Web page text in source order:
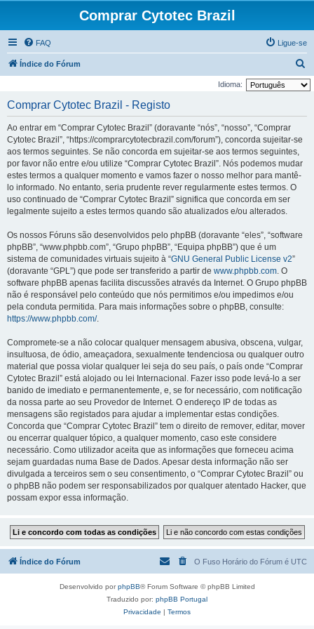
Comprar Cytotec Brazil
FAQ Ligue-se
Índice do Fórum
e
Idioma:
Comprar Cytotec Brazil - Registo
Ao entrar em “Comprar Cytotec Brazil” (doravante “nós”, “nosso”, “Comprar
Cytotec Brazil”, “https://comprarcytotecbrazil.com/forum”), concorda sujeitar-se
aos termos seguintes. Se não concorda em sujeitar-se aos termos seguintes,
por favor não entre e/ou utilize “Comprar Cytotec Brazil”. Nós podemos mudar
estes termos a qualquer momento e vamos fazer o nosso melhor para mantê-
lo informado. No entanto, seria prudente rever regularmente estes termos. O
uso continuado de “Comprar Cytotec Brazil” significa que concorda em ser
legalmente sujeito a estes termos quando são atualizados e/ou alterados.
Os nossos Fóruns são desenvolvidos pelo phpBB (doravante “eles”, “software
phpBB”, “www.phpbb.com”, “Grupo phpBB”, “Equipa phpBB”) que é um
sistema de comunidades virtuais sujeito à “GNU General Public License v2”
(doravante “GPL”) que pode ser transferido a partir de www.phpbb.com. O
software phpBB apenas facilita discussões através da Internet. O Grupo phpBB
não é responsável pelo conteúdo que nós permitimos e/ou impedimos e/ou
pela conduta permitida. Para mais informações sobre o phpBB, consulte:
https://www.phpbb.com/.
Compromete-se a não colocar qualquer mensagem abusiva, obscena, vulgar,
insultuosa, de ódio, ameaçadora, sexualmente tendenciosa ou qualquer outro
material que possa violar qualquer lei seja do seu país, o país onde “Comprar
Cytotec Brazil” está alojado ou lei Internacional. Fazer isso pode levá-lo a ser
banido de imediato e permanentemente, e, se for necessário, com notificação
da nossa parte ao seu Provedor de Internet. O endereço IP de todas as
mensagens são registados para ajudar a implementar estas condições.
Concorda que “Comprar Cytotec Brazil” tem o direito de remover, editar, mover
ou encerrar qualquer tópico, a qualquer momento, caso este considere
necessário. Como utilizador aceita que as informações que forneceu acima
sejam guardadas numa Base de Dados. Apesar desta informação não ser
divulgada a terceiros sem o seu consentimento, o “Comprar Cytotec Brazil” ou
o phpBB não podem ser responsabilizados por qualquer atentado Hacker, que
possam expor essa informação.
Índice do Fórum O Fuso Horário do Fórum é UTC
Desenvolvido porphpBB® Forum Software © phpBB Limited
Traduzido por: phpBB Portugal
Privacidade | Termos